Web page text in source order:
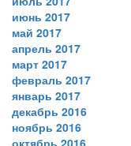
июнь 2017
май 2017
апрель 2017
март 2017
февраль 2017
январь 2017
декабрь 2016
ноябрь 2016